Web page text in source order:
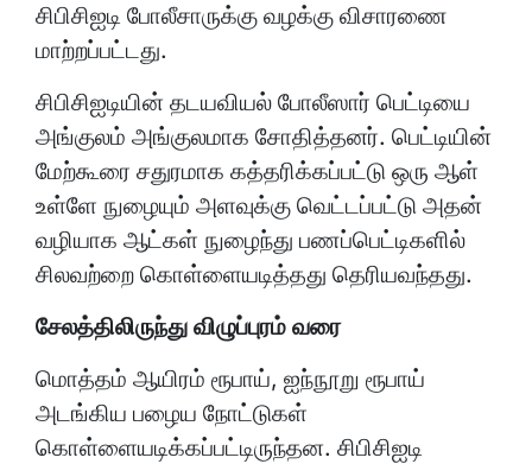
சிபிசிஐடி போலீசாருக்கு வழக்கு விசாரணை
மாற்றப்பட்டது.
சிபிசிஐடியின் தடயவியல் போலீஸார் பெட்டியை
அங்குலம் அங்குலமாக சோதித்தனர். பெட்டியின்
மேற்கூரை சதுரமாக கத்தரிக்கப்பட்டு ஒரு ஆள்
உள்ளே நுழையும் அளவுக்கு வெட்டப்பட்டு அதன்
வழியாக ஆட்கள் நுழைந்து பணப்பெட்டிகளில்
சிலவற்றை கொள்ளையடித்தது தெரியவந்தது.
சேலத்திலிருந்து விழுப்புரம் வரை
மொத்தம் ஆயிரம் ரூபாய், ஐந்நூறு ரூபாய்
அடங்கிய பழைய நோட்டுகள்
கொள்ளையடிக்கப்பட்டிருந்தன. சிபிசிஐடி